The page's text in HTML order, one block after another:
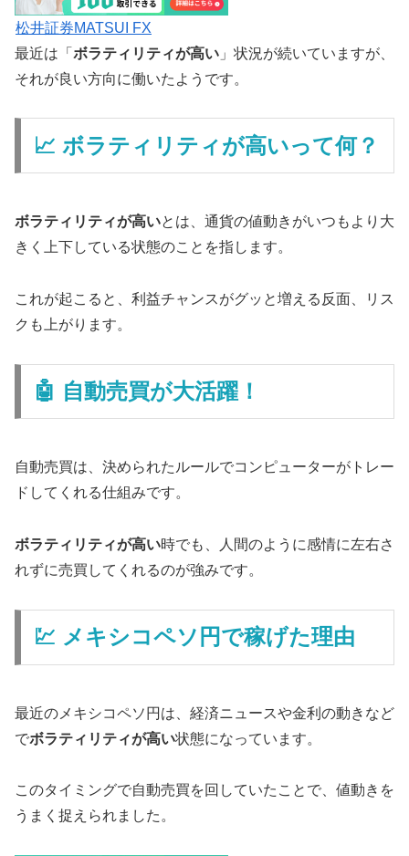
松井証券MATSUI FX
最近は「 ボラティリティが高い 」状況が続いていますが、
それが良い方向に働いたようです。
📈 ボラティリティが高いって何？
ボラティリティが高いとは、通貨の値動きがいつもより大
きく上下している状態のことを指します。
これが起こると、利益チャンスがグッと増える反面、リス
クも上がります。
🤖 自動売買が大活躍！
自動売買は、決められたルールでコンピューターがトレー
ドしてくれる仕組みです。
ボラティリティが高い時でも、人間のように感情に左右さ
れずに売買してくれるのが強みです。
💹 メキシコペソ円で稼げた理由
最近のメキシコペソ円は、経済ニュースや金利の動きなど
でボラティリティが高い状態になっています。
このタイミングで自動売買を回していたことで、値動きを
うまく捉えられました。